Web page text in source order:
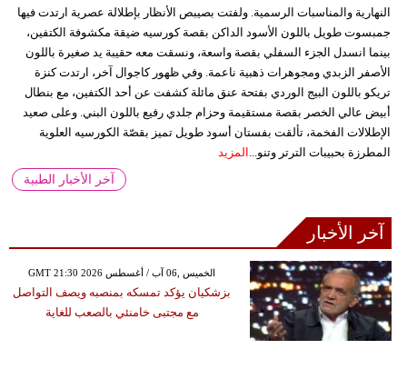
النهارية والمناسبات الرسمية. ولفتت بصيبص الأنظار بإطلالة عصرية ارتدت فيها
جمبسوت طويل باللون الأسود الداكن بقصة كورسيه ضيقة مكشوفة الكتفين،
بينما انسدل الجزء السفلي بقصة واسعة، ونسقت معه حقيبة يد صغيرة باللون
الأصفر الزبدي ومجوهرات ذهبية ناعمة. وفي ظهور كاجوال آخر، ارتدت كنزة
تريكو باللون البيج الوردي بفتحة عنق مائلة كشفت عن أحد الكتفين، مع بنطال
أبيض عالي الخصر بقصة مستقيمة وحزام جلدي رفيع باللون البني. وعلى صعيد
الإطلالات الفخمة، تألقت بفستان أسود طويل تميز بقصّة الكورسيه العلوية
المطرزة بحبيبات الترتر وتنو... المزيد
آخر الأخبار الطبية
آخر الأخبار
GMT 21:30 2026 الخميس ,06 آب / أغسطس
بزشكيان يؤكد تمسكه بمنصبه ويصف التواصل
مع مجتبى خامنئي بالصعب للغاية